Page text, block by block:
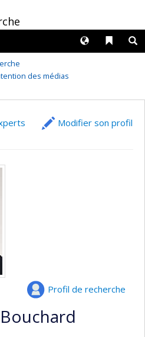
Liens
Langues
des médias
Modifier son profil
Profil de recherche